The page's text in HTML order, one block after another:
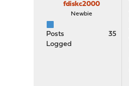
fdiskc2000
Newbie
Posts
35
Logged